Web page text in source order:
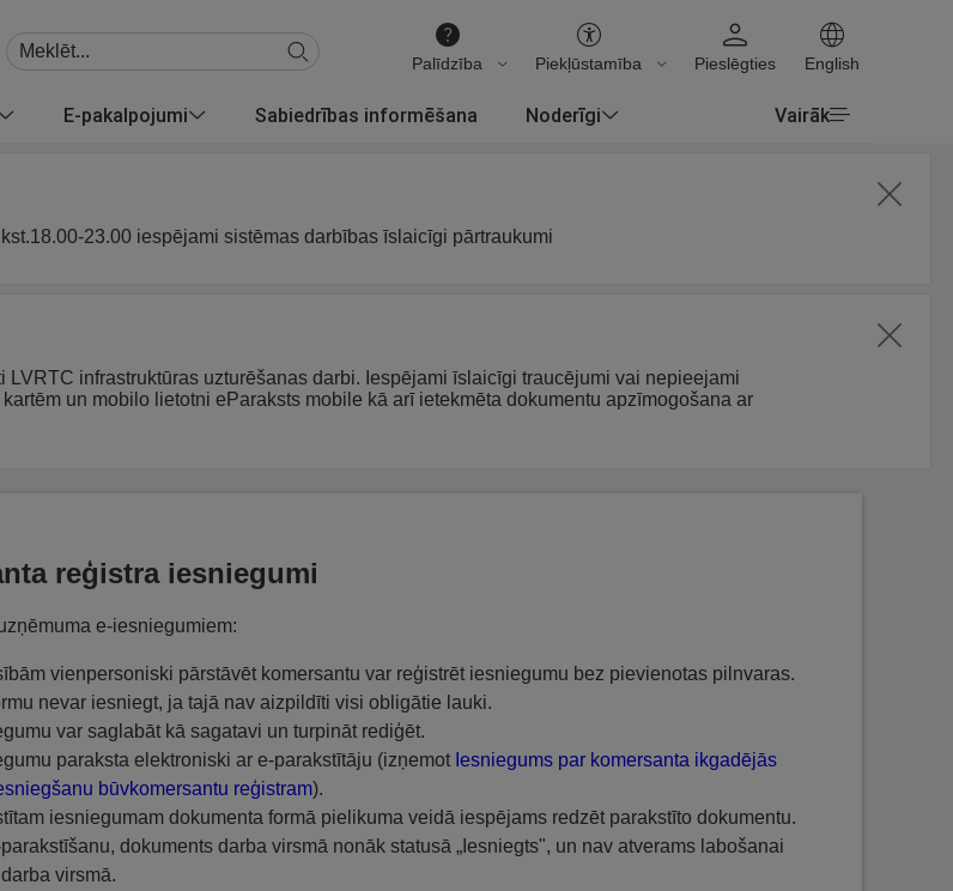
Palīdzība Piekļūstamība Pieslēgties English
E-pakalpojumi Sabiedrības informēšana Noderīgi Vairāk
23.00 iespējami sistēmas darbības īslaicīgi pārtraukumi
infrastruktūras uzturēšanas darbi. Iespējami īslaicīgi traucējumi vai nepieejami
un mobilo lietotni eParaksts mobile kā arī ietekmēta dokumentu apzīmogošana ar
reģistra iesniegumi
e-iesniegumiem:
vienpersoniski pārstāvēt komersantu var reģistrēt iesniegumu bez pievienotas pilnvaras.
nevar iesniegt, ja tajā nav aizpildīti visi obligātie lauki.
var saglabāt kā sagatavi un turpināt rediģēt.
paraksta elektroniski ar e-parakstītāju (izņemot Iesniegums par komersanta ikgadējās
būvkomersantu reģistram).
iesniegumam dokumenta formā pielikuma veidā iespējams redzēt parakstīto dokumentu.
dokuments darba virsmā nonāk statusā „Iesniegts", un nav atverams labošanai
virsmā.